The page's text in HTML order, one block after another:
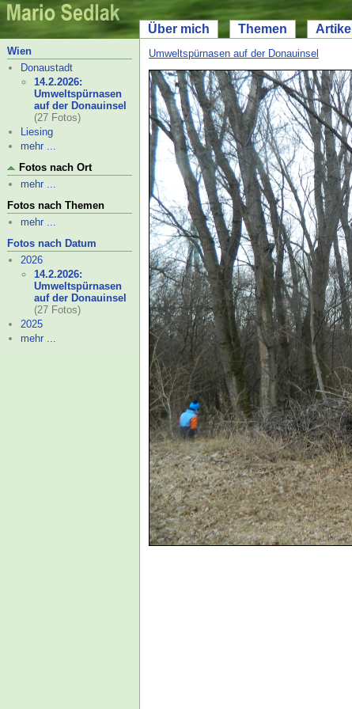
Über mich Themen Artikel
Wien
Donaustadt
14.2.2026:
Umweltspürnasen
auf der Donauinsel
(27 Fotos)
Liesing
mehr ...
Fotos nach Ort
mehr ...
Fotos nach Themen
mehr ...
Fotos nach Datum
2026
14.2.2026:
Umweltspürnasen
auf der Donauinsel
(27 Fotos)
2025
mehr ...
Umweltspürnasen auf der Donauinsel